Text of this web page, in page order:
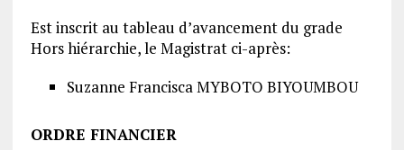
Est inscrit au tableau d’avancement du grade
Hors hiérarchie, le Magistrat ci-après:
Suzanne Francisca MYBOTO BIYOUMBOU
ORDRE FINANCIER